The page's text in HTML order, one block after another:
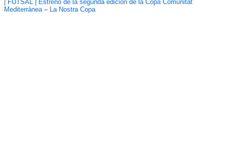
| FUTSAL | Estreno de la segunda edición de la Copa Comunitat
Mediterrànea – La Nostra Copa